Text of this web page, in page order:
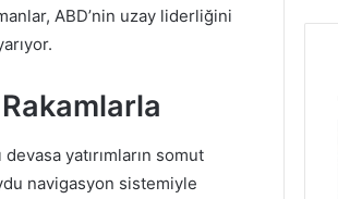
ABD’nin uzay liderliğini
yatırımların somut
navigasyon sistemiyle